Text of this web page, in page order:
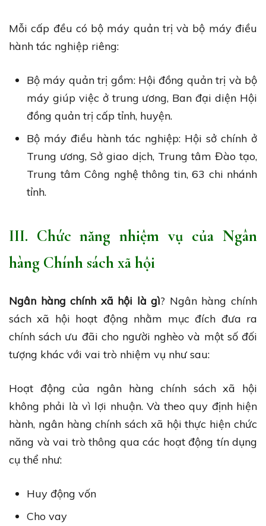
Mỗi cấp đều có bộ máy quản trị và bộ máy điều
hành tác nghiệp riêng:
Bộ máy quản trị gồm: Hội đồng quản trị và bộ
máy giúp việc ở trung ương, Ban đại diện Hội
đồng quản trị cấp tỉnh, huyện.
Bộ máy điều hành tác nghiệp: Hội sở chính ở
Trung ương, Sở giao dịch, Trung tâm Đào tạo,
Trung tâm Công nghệ thông tin, 63 chi nhánh
tỉnh.
III. Chức năng nhiệm vụ của Ngân
hàng Chính sách xã hội
Ngân hàng chính xã hội là gì? Ngân hàng chính
sách xã hội hoạt động nhằm mục đích đưa ra
chính sách ưu đãi cho người nghèo và một số đối
tượng khác với vai trò nhiệm vụ như sau:
Hoạt động của ngân hàng chính sách xã hội
không phải là vì lợi nhuận. Và theo quy định hiện
hành, ngân hàng chính sách xã hội thực hiện chức
năng và vai trò thông qua các hoạt động tín dụng
cụ thể như:
Huy động vốn
Cho vay